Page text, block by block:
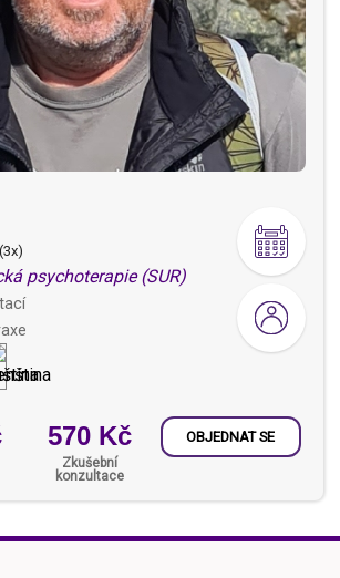
(3x)
psychoterapie (SUR)
570 Kč
Zkušební
konzultace
OBJEDNAT SE